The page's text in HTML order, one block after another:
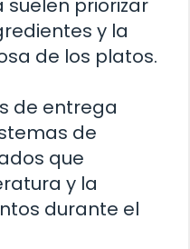
priorizar
y la
de los platos.
de entrega
de
que
y la
durante el